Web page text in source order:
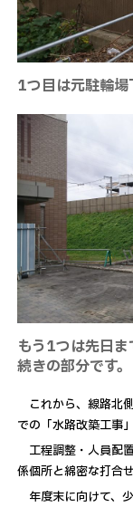
1つ目は元駐輪場
もう1つは先日
続きの部分です。
これから、線路北
での「水路改築工事
工程調整・人員配
係個所と綿密な打合
年度末に向けて、